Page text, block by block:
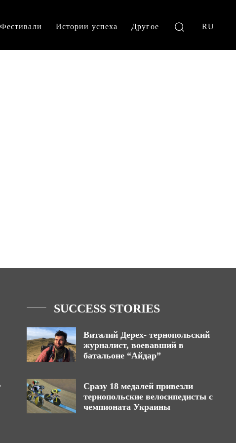
Фестивали Истории успеха Другое RU
SUCCESS STORIES
Виталий Дерех- тернопольский
журналист, воевавший в
батальоне “Айдар”
Сразу 18 медалей привезли
тернопольские велосипедисты с
чемпионата Украины